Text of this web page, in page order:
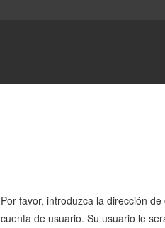
Por favor, introduzca la dirección
cuenta de usuario. Su usuario le